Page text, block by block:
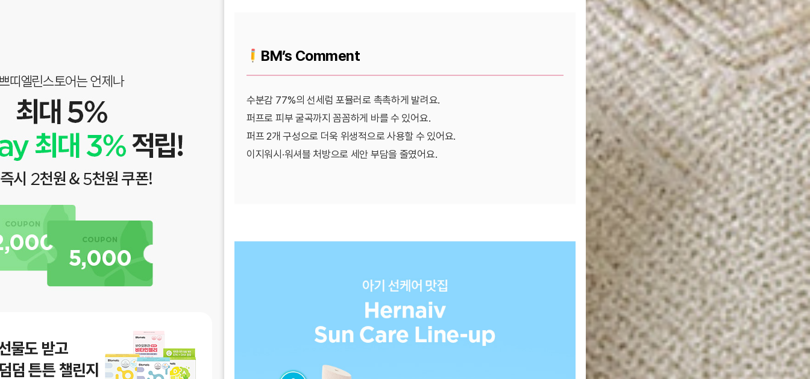
BM’s Comment
수분감 77%의 선세럼 포뮬러로 촉촉하게 발려요.
퍼프로 피부 굴곡까지 꼼꼼하게 바를 수 있어요.
퍼프 2개 구성으로 더욱 위생적으로 사용할 수 있어요.
이지워시·워셔블 처방으로 세안 부담을 줄였어요.